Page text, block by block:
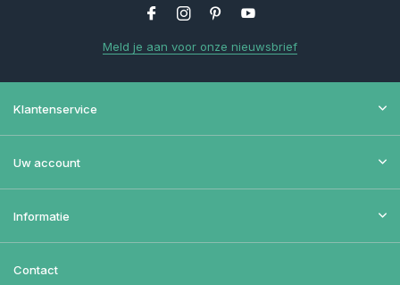
Meld je aan voor onze nieuwsbrief
Klantenservice
Uw account
Informatie
Contact